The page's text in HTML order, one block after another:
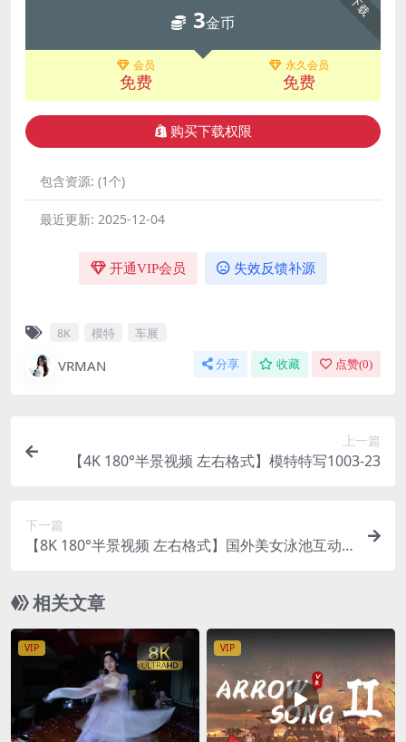
下载
3金币
会员
免费
永久会员
免费
购买下载权限
包含资源: (1个)
最近更新: 2025-12-04
开通VIP会员 失效反馈补源
8K 模特 车展
VRMAN 分享 收藏 点赞(0)
上一篇
【4K 180°半景视频 左右格式】模特特写1003-23
下一篇
【8K 180°半景视频 左右格式】国外美女泳池互动1
相关文章
VIP VIP